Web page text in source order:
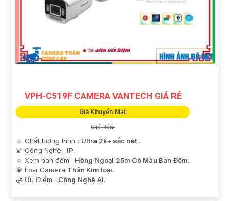
VPH-C519F CAMERA VANTECH GIÁ RẺ
Giá Khuyến Mại:
Giá Bán:
🔅 Chất lượng hình : Ultra 2k+ sắc nét .
🌠 Công Nghệ : IP.
🔅 Xem ban đêm : Hồng Ngoại 25m Có Màu Ban Ðêm.
💎 Loại Camera Thân Kim loại.
️🛃 Ưu Điểm : Công Nghệ AI.